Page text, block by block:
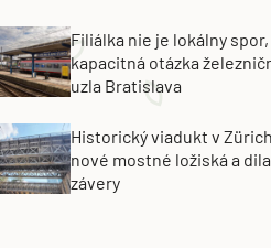
Filiálka nie je lokálny
kapacitná otázka
uzla Bratislava
Historický viadukt v
nové mostné ložiská a
závery